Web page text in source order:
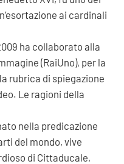
ai cardinali
ha collaborato alla
(RaiUno), per la
rubrica di spiegazione
Le ragioni della
nella predicazione
del mondo, vive
di Cittaducale,